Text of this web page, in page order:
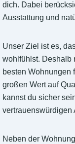
dich. Dabei
Ausstattung und
Unser Ziel ist es,
wohlfühlst. Deshalb
besten Wohnungen
großen Wert auf
kannst du sicher
vertrauenswürdigen
Neben der